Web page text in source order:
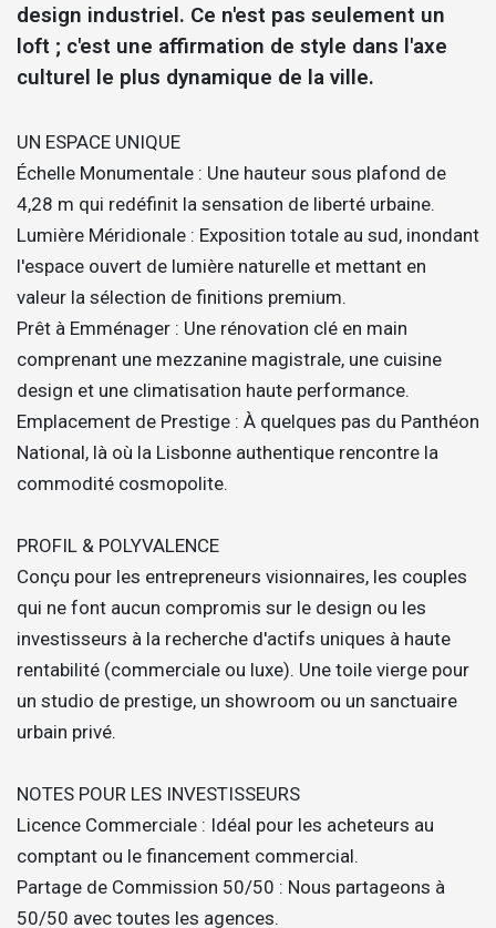
design industriel. Ce n'est pas seulement un
loft ; c'est une affirmation de style dans l'axe
culturel le plus dynamique de la ville.
UN ESPACE UNIQUE
Échelle Monumentale : Une hauteur sous plafond de
4,28 m qui redéfinit la sensation de liberté urbaine.
Lumière Méridionale : Exposition totale au sud, inondant
l'espace ouvert de lumière naturelle et mettant en
valeur la sélection de finitions premium.
Prêt à Emménager : Une rénovation clé en main
comprenant une mezzanine magistrale, une cuisine
design et une climatisation haute performance.
Emplacement de Prestige : À quelques pas du Panthéon
National, là où la Lisbonne authentique rencontre la
commodité cosmopolite.
PROFIL & POLYVALENCE
Conçu pour les entrepreneurs visionnaires, les couples
qui ne font aucun compromis sur le design ou les
investisseurs à la recherche d'actifs uniques à haute
rentabilité (commerciale ou luxe). Une toile vierge pour
un studio de prestige, un showroom ou un sanctuaire
urbain privé.
NOTES POUR LES INVESTISSEURS
Licence Commerciale : Idéal pour les acheteurs au
comptant ou le financement commercial.
Partage de Commission 50/50 : Nous partageons à
50/50 avec toutes les agences.